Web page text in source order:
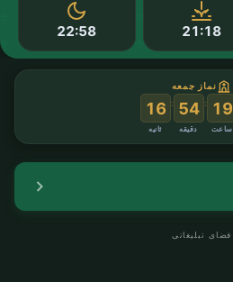
21:18
22:58
نماز جمعه
19
ساعت
:
54
دقیقه
:
16
ثانیه
فضای تبلیغاتی